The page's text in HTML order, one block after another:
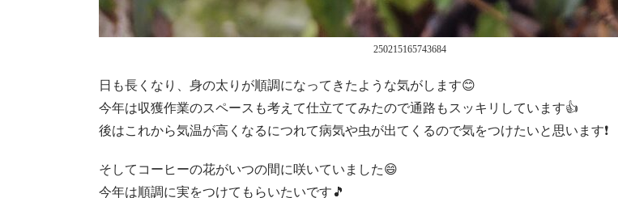
250215165743684
日も長くなり、身の太りが順調になってきたような気がします😊
今年は収獲作業のスペースも考えて仕立ててみたので通路もスッキリしています👍
後はこれから気温が高くなるにつれて病気や虫が出てくるので気をつけたいと思います❗
そしてコーヒーの花がいつの間に咲いていました😄
今年は順調に実をつけてもらいたいです🎵